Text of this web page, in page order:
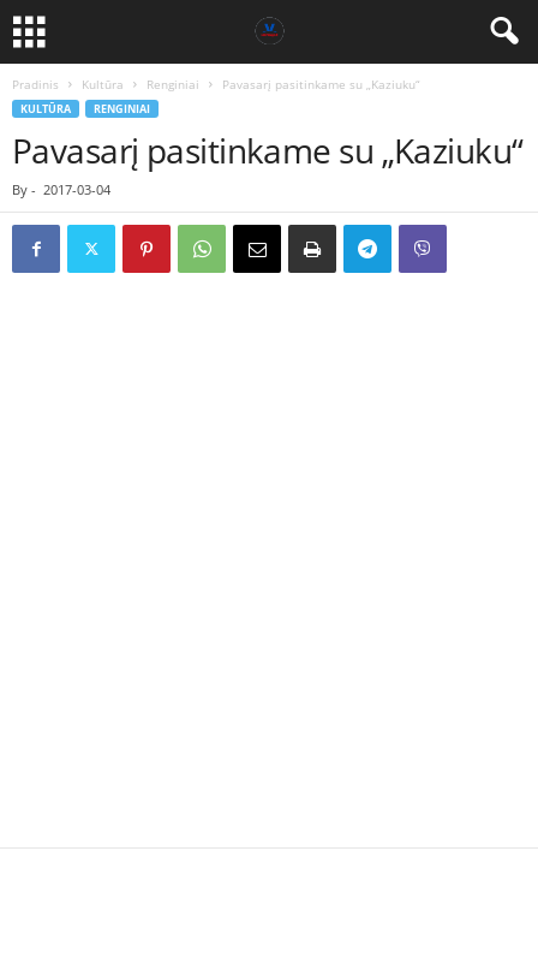
Pradinis Kultūra Renginiai Pavasarį pasitinkame su „Kaziuku“
KULTŪRA RENGINIAI
Pavasarį pasitinkame su „Kaziuku“
By - 2017-03-04